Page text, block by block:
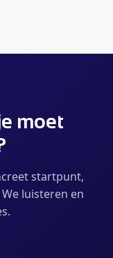
moet
startpunt,
luisteren en